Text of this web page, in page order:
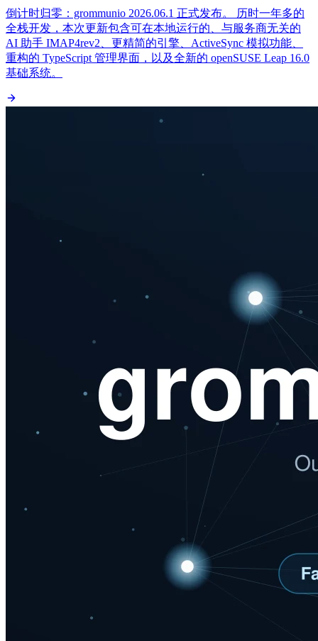
倒计时归零：grommunio 2026.06.1 正式发布。 历时一年多的
全栈开发，本次更新包含可在本地运行的、与服务商无关的
AI 助手 IMAP4rev2、更精简的引擎、ActiveSync 模拟功能、
重构的 TypeScript 管理界面，以及全新的 openSUSE Leap 16.0
基础系统。